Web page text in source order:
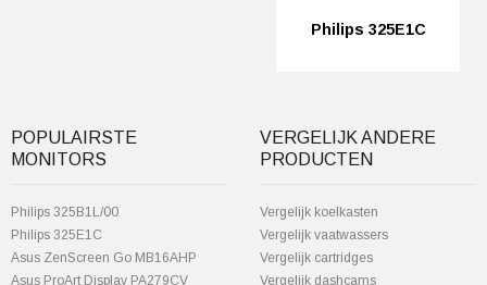
Philips 325E1C
POPULAIRSTE
MONITORS
Philips 325B1L/00
Philips 325E1C
Asus ZenScreen Go MB16AHP
Asus ProArt Display PA279CV
VERGELIJK ANDERE
PRODUCTEN
Vergelijk koelkasten
Vergelijk vaatwassers
Vergelijk cartridges
Vergelijk dashcams